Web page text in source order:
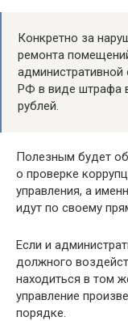
Конкретно за
ремонта
административной
РФ в виде штрафа
рублей.
Полезным будет
о проверке
управления, а
идут по своему
Если и
должного
находиться в том
управление
порядке.